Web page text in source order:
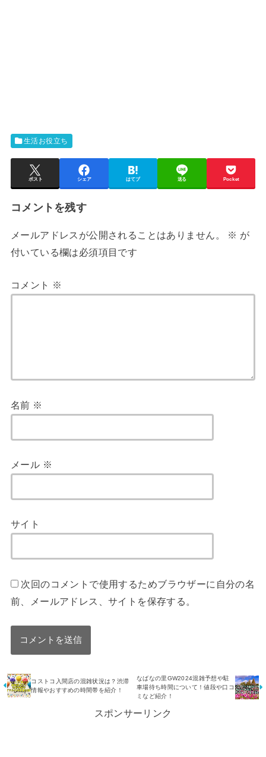
生活お役立ち
ポスト シェア はてブ 送る Pocket
コメントを残す
メールアドレスが公開されることはありません。 ※ が
付いている欄は必須項目です
コメント ※
名前 ※
メール ※
サイト
次回のコメントで使用するためブラウザーに自分の名
前、メールアドレス、サイトを保存する。
コストコ入間店の混雑状況は？渋滞
情報やおすすめの時間帯を紹介！
なばなの里GW2024混雑予想や駐
車場待ち時間について！値段や口コ
ミなど紹介！
スポンサーリンク